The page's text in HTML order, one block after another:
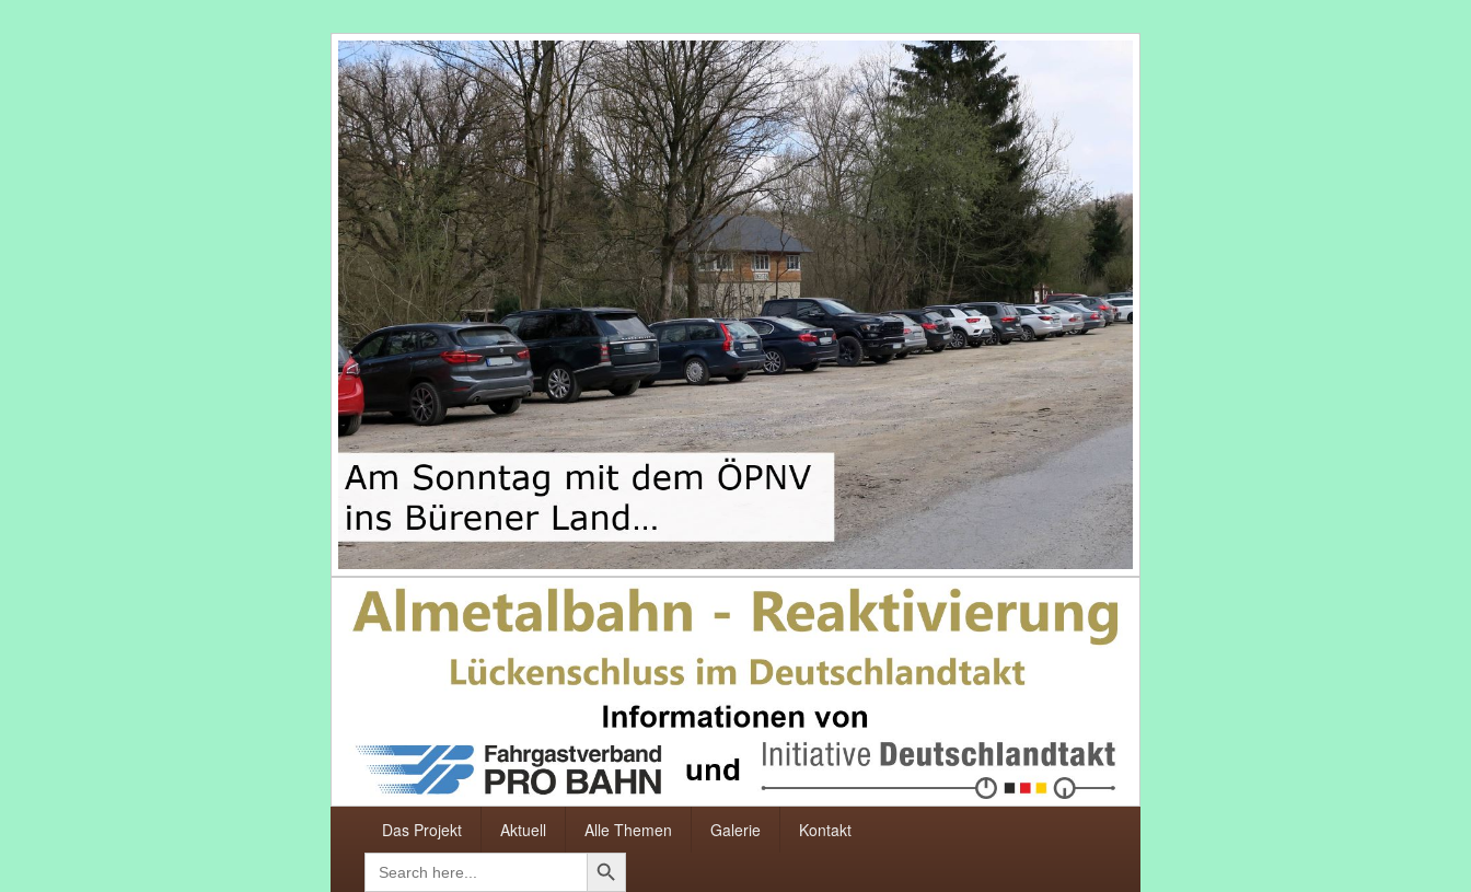
Das Projekt Aktuell Alle Themen Galerie
Kontakt
Search
for:
Search Button